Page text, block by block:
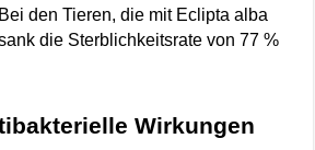
den Tieren, die mit Eclipta alba
die Sterblichkeitsrate von 77 %
Wirkungen